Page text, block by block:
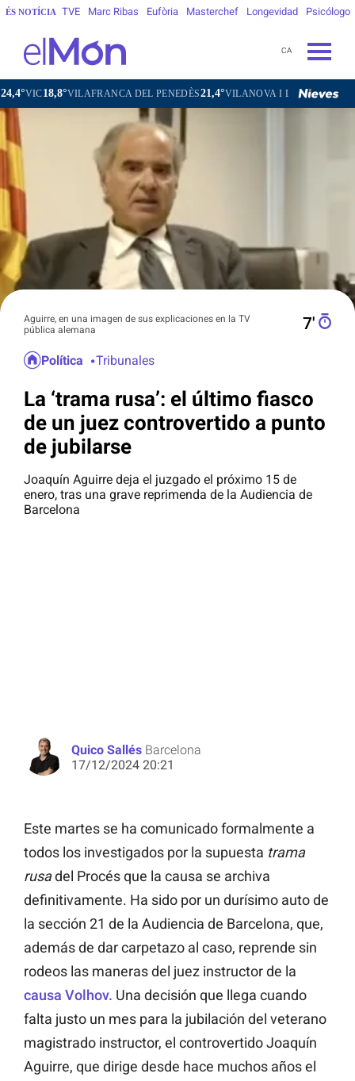
ÉS NOTÍCIA TVE Marc Ribas Eufòria Masterchef Longevidad Psicólogo
CA
DEL PENEDÈS21,4°VILANOVA I LA GELTRÚ24,3°LA SEU D'URGELL
Aguirre, en una imagen de sus explicaciones en la TV
pública alemana
7′
Política Tribunales
La ‘trama rusa’: el último fiasco
de un juez controvertido a punto
de jubilarse
Joaquín Aguirre deja el juzgado el próximo 15 de
enero, tras una grave reprimenda de la Audiencia de
Barcelona
Quico Sallés Barcelona
17/12/2024 20:21
Este martes se ha comunicado formalmente a
todos los investigados por la supuesta trama
rusadel Procés que la causa se archiva
definitivamente. Ha sido por un durísimo auto de
la sección 21 de la Audiencia de Barcelona, que,
además de dar carpetazo al caso, reprende sin
rodeos las maneras del juez instructor de la
causa Volhov. Una decisión que llega cuando
falta justo un mes para la jubilación del veterano
magistrado instructor, el controvertido Joaquín
Aguirre, que dirige desde hace muchos años el